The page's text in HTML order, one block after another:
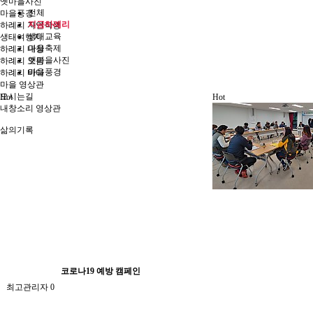
마을풍경
하례리 자연식생
생태여행지
하례리 내창
하례리 오름
하례리 바다
마을 영상관
오시는길
내창소리 영상관
삶의기록
전체
지금하례리
생태교육
마을축제
옛마을사진
마을풍경
Hot
코로나19 예방 캠페인
최고관리자 0
Hot